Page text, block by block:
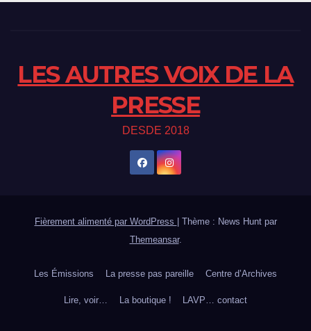
LES AUTRES VOIX DE LA
PRESSE
DESDE 2018
Fièrement alimenté par WordPress
Thème : News Hunt par
Themeansar.
Les Émissions La presse pas pareille Centre d’Archives
Lire, voir… La boutique ! LAVP… contact